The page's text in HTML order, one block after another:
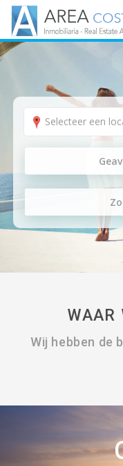
Selecteer een
WAAR
Wij hebben de